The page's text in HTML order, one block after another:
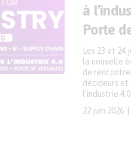
à
Porte
22 juin 2026
Les 23 et
la nouvelle
de
décideurs et
l’industrie